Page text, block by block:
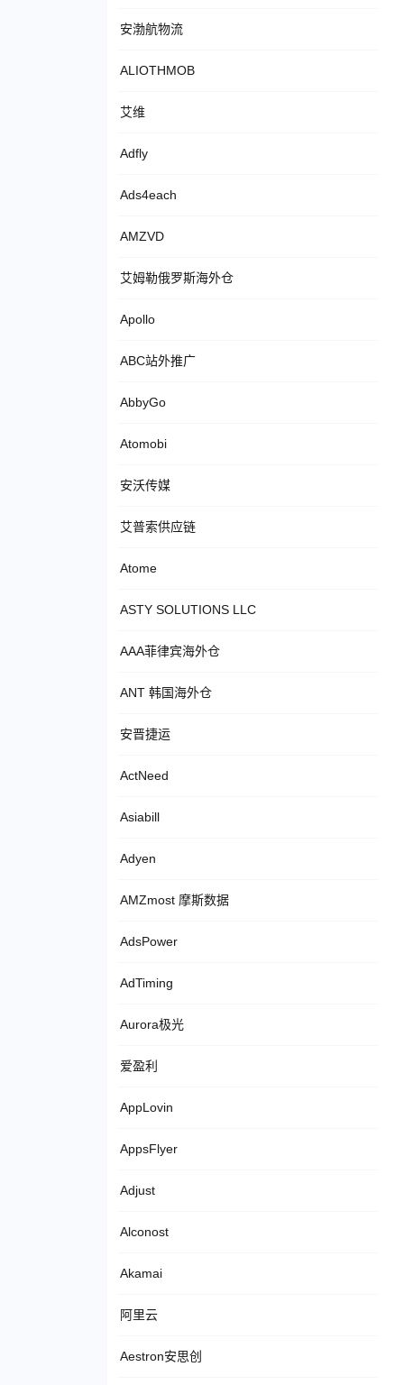
安渤航物流
ALIOTHMOB
艾维
Adfly
Ads4each
AMZVD
艾姆勒俄罗斯海外仓
Apollo
ABC站外推广
AbbyGo
Atomobi
安沃传媒
艾普索供应链
Atome
ASTY SOLUTIONS LLC
AAA菲律宾海外仓
ANT 韩国海外仓
安晋捷运
ActNeed
Asiabill
Adyen
AMZmost 摩斯数据
AdsPower
AdTiming
Aurora极光
爱盈利
AppLovin
AppsFlyer
Adjust
Alconost
Akamai
阿里云
Aestron安思创